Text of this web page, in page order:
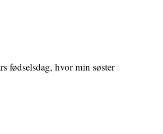
fødselsdag, hvor min søster